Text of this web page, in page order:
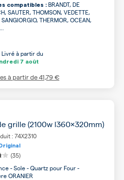
compatibles : BRANDT, DE
SAUTER, THOMSON, VEDETTE,
THERMOR, OCEAN,
Livré à partir du
7 août
à partir de41,79 €
grille (2100w l360x320mm)
: 74X2310
(35)
- Sole - Quartz pour Four -
ORANIER